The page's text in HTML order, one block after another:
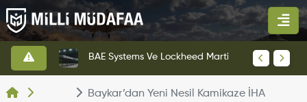
Baykar’dan Yeni Nesil Kamikaze İHA